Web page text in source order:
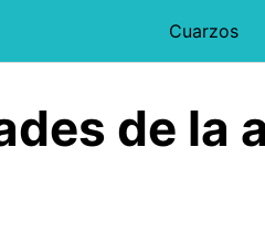
Cuarzos
de la